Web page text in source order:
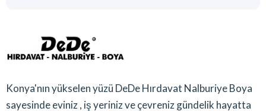
Konya'nın yükselen yüzü DeDe Hırdavat Nalburiye Boya
sayesinde eviniz , iş yeriniz ve çevreniz gündelik hayatta